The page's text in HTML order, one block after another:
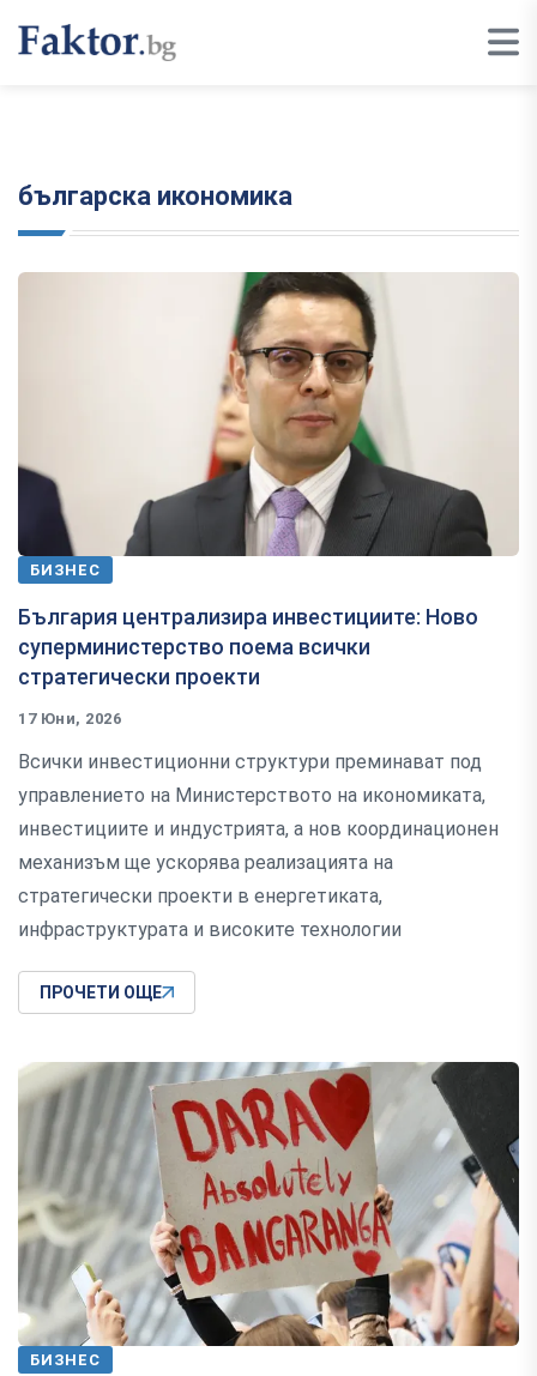
българска икономика
БИЗНЕС
България централизира инвестициите: Ново
суперминистерство поема всички
стратегически проекти
17 Юни, 2026
Всички инвестиционни структури преминават под
управлението на Министерството на икономиката,
инвестициите и индустрията, а нов координационен
механизъм ще ускорява реализацията на
стратегически проекти в енергетиката,
инфраструктурата и високите технологии
ПРОЧЕТИ ОЩЕ
БИЗНЕС